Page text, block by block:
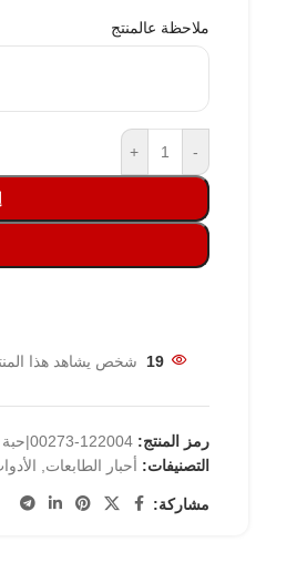
ملاحظة عالمنتج
-
+
19 شخص يشاهد هذا
رمز المنتج:122004-00273|حبة
التصنيفات: أحبار الطابعات
مشاركة: